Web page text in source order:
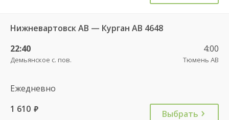
Нижневартовск АВ — Курган АВ 4648
22:40
Демьянское с. пов.
4:00
Тюмень АВ
Ежедневно
1 610 руб. Выбрать